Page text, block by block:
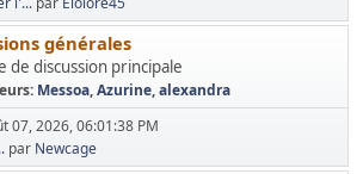
générales
de discussion principale
Messoa,Azurine,alexandra
07, 2026, 06:01:38 PM
par Newcage